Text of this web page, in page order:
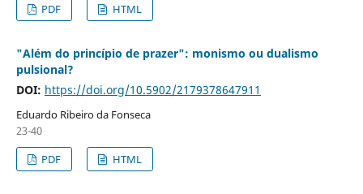
PDF
HTML
"Além do princípio de prazer": monismo ou dualismo
pulsional?
DOI: https://doi.org/10.5902/2179378647911
Eduardo Ribeiro da Fonseca
23-40
PDF
HTML